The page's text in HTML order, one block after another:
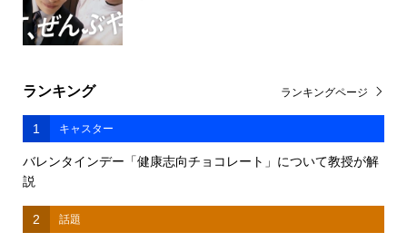
ランキング
1 キャスター
バレンタインデー「健康志向チョコレート」について教授が解
説
2 話題
ランキングページ